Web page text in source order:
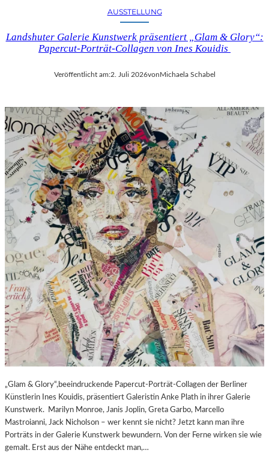
AUSSTELLUNG
Landshuter Galerie Kunstwerk präsentiert „Glam & Glory“:
Papercut-Porträt-Collagen von Ines Kouidis
Veröffentlicht am:2. Juli 2026vonMichaela Schabel
„Glam & Glory“,beeindruckende Papercut-Porträt-Collagen der Berliner
Künstlerin Ines Kouidis, präsentiert Galeristin Anke Plath in ihrer Galerie
Kunstwerk. Marilyn Monroe, Janis Joplin, Greta Garbo, Marcello
Mastroianni, Jack Nicholson – wer kennt sie nicht? Jetzt kann man ihre
Porträts in der Galerie Kunstwerk bewundern. Von der Ferne wirken sie wie
gemalt. Erst aus der Nähe entdeckt man,…